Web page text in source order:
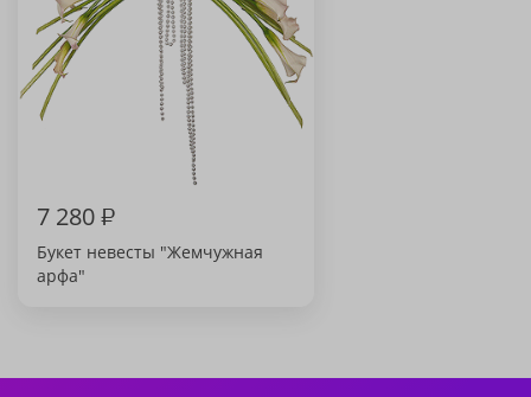
7 280₽
Букет невесты "Жемчужная
арфа"